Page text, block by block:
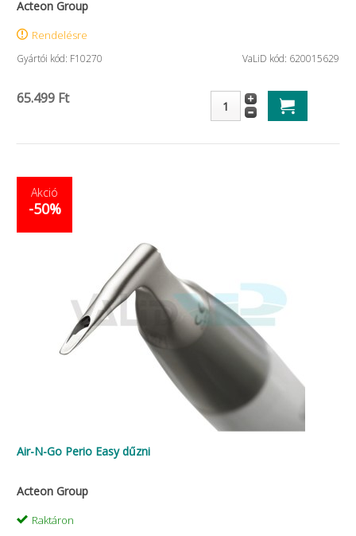
Acteon Group
Rendelésre
Gyártói kód: F10270 VaLiD kód: 620015629
65.499 Ft
Akció
-50%
Air-N-Go Perio Easy dűzni
Acteon Group
Raktáron